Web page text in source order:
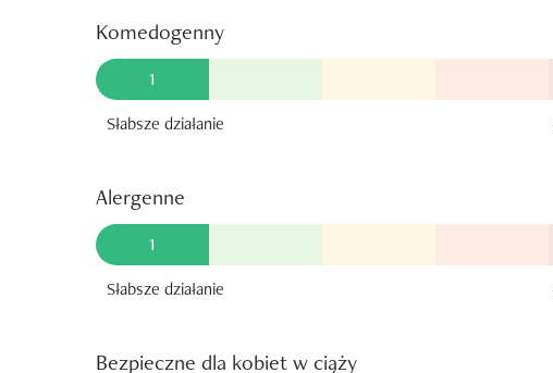
Komedogenny
1
Słabsze działanie
Alergenne
1
Słabsze działanie
Bezpieczne dla kobiet w ciąży